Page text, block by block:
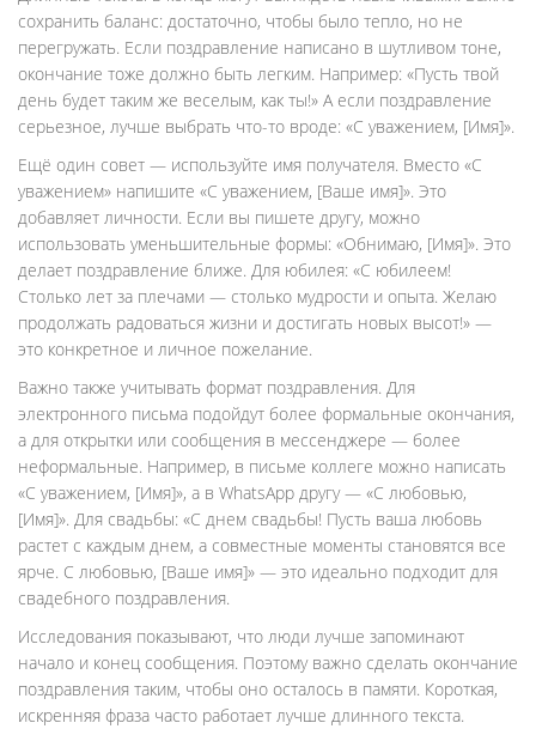
сохранить баланс: достаточно, чтобы было тепло, но не
перегружать. Если поздравление написано в шутливом тоне,
окончание тоже должно быть легким. Например: «Пусть твой
день будет таким же веселым, как ты!» А если поздравление
серьезное, лучше выбрать что-то вроде: «С уважением, [Имя]».
Ещё один совет — используйте имя получателя. Вместо «С
уважением» напишите «С уважением, [Ваше имя]». Это
добавляет личности. Если вы пишете другу, можно
использовать уменьшительные формы: «Обнимаю, [Имя]». Это
делает поздравление ближе. Для юбилея: «С юбилеем!
Столько лет за плечами — столько мудрости и опыта. Желаю
продолжать радоваться жизни и достигать новых высот!» —
это конкретное и личное пожелание.
Важно также учитывать формат поздравления. Для
электронного письма подойдут более формальные окончания,
а для открытки или сообщения в мессенджере — более
неформальные. Например, в письме коллеге можно написать
«С уважением, [Имя]», а в WhatsApp другу — «С любовью,
[Имя]». Для свадьбы: «С днем свадьбы! Пусть ваша любовь
растет с каждым днем, а совместные моменты становятся все
ярче. С любовью, [Ваше имя]» — это идеально подходит для
свадебного поздравления.
Исследования показывают, что люди лучше запоминают
начало и конец сообщения. Поэтому важно сделать окончание
поздравления таким, чтобы оно осталось в памяти. Короткая,
искренняя фраза часто работает лучше длинного текста.